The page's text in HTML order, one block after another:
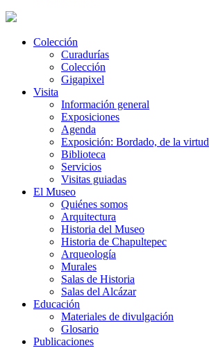
Colección
Curadurías
Colección
Gigapixel
Visita
Información general
Exposiciones
Agenda
Exposición: Bordado, de la virtud
Biblioteca
Servicios
Visitas guiadas
El Museo
Quiénes somos
Arquitectura
Historia del Museo
Historia de Chapultepec
Arqueología
Murales
Salas de Historia
Salas del Alcázar
Educación
Materiales de divulgación
Glosario
Publicaciones